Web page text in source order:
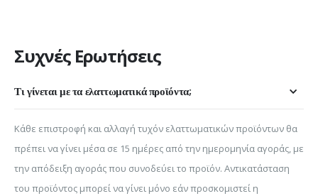
Συχνές Ερωτήσεις
Τι γίνεται με τα ελαττωματικά προϊόντα;
Κάθε επιστροφή και αλλαγή τυχόν ελαττωματικών προϊόντων θα
πρέπει να γίνει μέσα σε 15 ημέρες από την ημερομηνία αγοράς, με
την απόδειξη αγοράς που συνοδεύει το προϊόν. Αντικατάσταση
του προϊόντος μπορεί να γίνει μόνο εάν προσκομιστεί η